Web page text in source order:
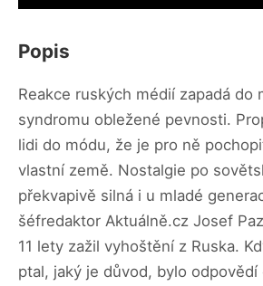
Popis
Reakce ruských médií zapadá do
syndromu obležené pevnosti.
lidi do módu, že je pro ně
vlastní země. Nostalgie po
překvapivě silná i u mladé
šéfredaktor Aktuálně.cz Josef
11 lety zažil vyhoštění z Ruska.
ptal, jaký je důvod, bylo odpovědí